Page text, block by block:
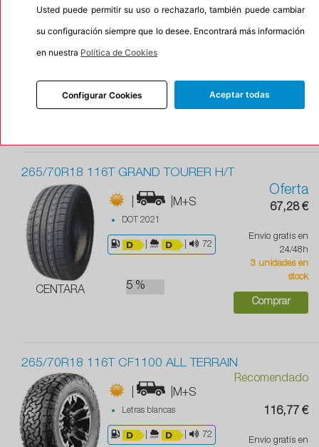
RADAR
Recomendado
24/48h
265/70R18 116T GRAND TOURER H/T
CENTARA
| |M+S
DOT 2021
72
5 %
Oferta
67,28 €
Envío gratis en
24/48h
3 unidades en
stock
Comprar
265/70R18 116T CF1100 ALL TERRAIN
| |M+S
Letras blancas
72
Recomendado
116,77 €
Envío gratis en
Usted puede permitir su uso o rechazarlo, también puede cambiar
su configuración siempre que lo desee. Encontrará más información
en nuestra Política de Cookies
Configurar Cookies Aceptar todas